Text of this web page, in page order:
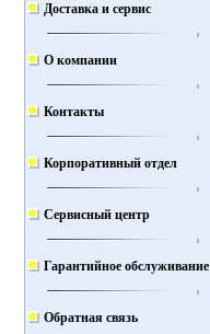
Доставка и сервис
О компании
Контакты
Корпоративный отдел
Сервисный центр
Гарантийное обслуживание
Обратная связь